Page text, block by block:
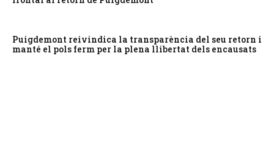
Puigdemont reivindica la transparència del seu retorn i
manté el pols ferm per la plena llibertat dels encausats